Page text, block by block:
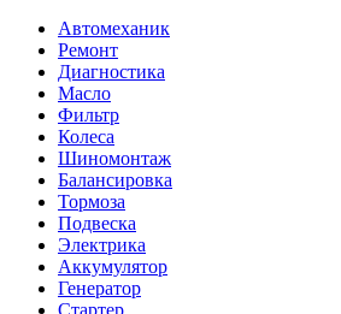
Автомеханик
Ремонт
Диагностика
Масло
Фильтр
Колеса
Шиномонтаж
Балансировка
Тормоза
Подвеска
Электрика
Аккумулятор
Генератор